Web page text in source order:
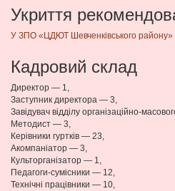
Укриття
У ЗПО «ЦДЮТ Шевченківського
Кадровий склад
Директор — 1,
Заступник директора — 3,
Завідувач відділу організаційно-
Методист — 3,
Керівники гуртків — 23,
Акомпаніатор — 3,
Культорганізатор — 1,
Педагоги-сумісники — 12,
Технічні працівники — 10,